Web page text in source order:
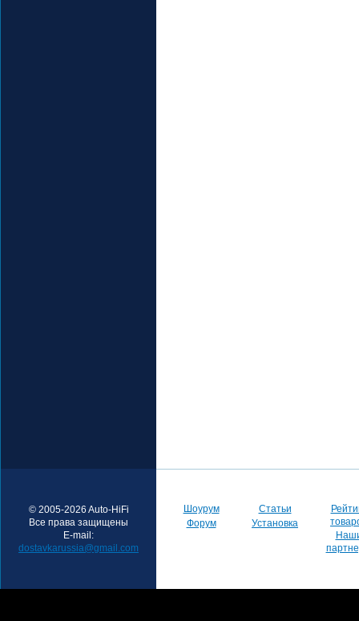
© 2005-2026 Auto-HiFi
Все права защищены
E-mail:
dostavkarussia@gmail.com
Шоурум
Форум
Статьи
Установка